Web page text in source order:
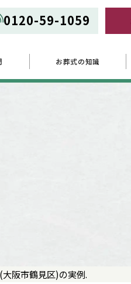
0120-59-1059
お葬式の知識
阪市鶴見区)の実例.